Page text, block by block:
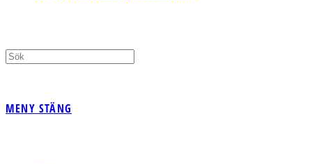
MENY STÄNG